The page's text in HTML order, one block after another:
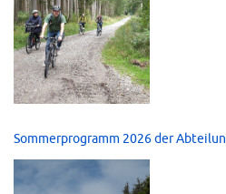
Sommerprogramm 2026 der